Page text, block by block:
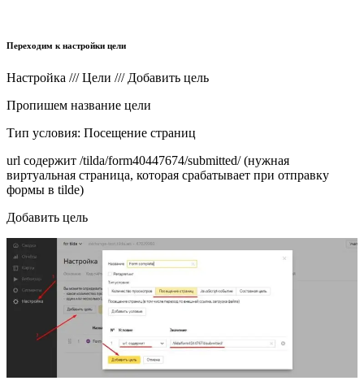
Переходим к настройки цели
Настройка /// Цели /// Добавить цель
Пропишем название цели
Тип условия: Посещение страниц
url содержит /tilda/form40447674/submitted/ (нужная
виртуальная страница, которая срабатывает при отправку
формы в tilde)
Добавить цель